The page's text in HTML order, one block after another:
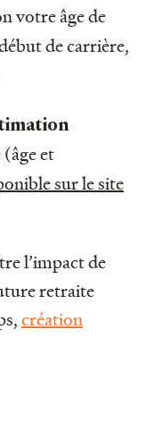
votre âge de
de carrière,
et
sur le site
l’impact de
retraite
création